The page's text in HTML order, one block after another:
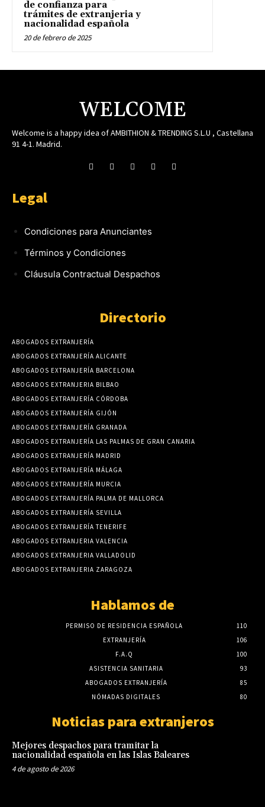
de confianza para
trámites de extranjeria y
nacionalidad española
20 de febrero de 2025
WELCOME
Welcome is a happy idea of AMBITHION & TRENDING S.L.U , Castellana
91 4-1. Madrid.
Legal
Condiciones para Anunciantes
Términos y Condiciones
Cláusula Contractual Despachos
Directorio
ABOGADOS EXTRANJERÍA
ABOGADOS EXTRANJERÍA ALICANTE
ABOGADOS EXTRANJERÍA BARCELONA
ABOGADOS EXTRANJERIA BILBAO
ABOGADOS EXTRANJERÍA CÓRDOBA
ABOGADOS EXTRANJERÍA GIJÓN
ABOGADOS EXTRANJERÍA GRANADA
ABOGADOS EXTRANJERÍA LAS PALMAS DE GRAN CANARIA
ABOGADOS EXTRANJERÍA MADRID
ABOGADOS EXTRANJERÍA MÁLAGA
ABOGADOS EXTRANJERÍA MURCIA
ABOGADOS EXTRANJERÍA PALMA DE MALLORCA
ABOGADOS EXTRANJERÍA SEVILLA
ABOGADOS EXTRANJERÍA TENERIFE
ABOGADOS EXTRANJERIA VALENCIA
ABOGADOS EXTRANJERIA VALLADOLID
ABOGADOS EXTRANJERIA ZARAGOZA
Hablamos de
PERMISO DE RESIDENCIA ESPAÑOLA
110
EXTRANJERÍA
106
F.A.Q
100
ASISTENCIA SANITARIA
93
ABOGADOS EXTRANJERÍA
85
NÓMADAS DIGITALES
80
Noticias para extranjeros
Mejores despachos para tramitar la
nacionalidad española en las Islas Baleares
4 de agosto de 2026